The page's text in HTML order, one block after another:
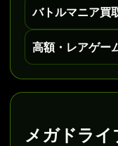
バトルマニア買
高額・レアゲー
メガドライ